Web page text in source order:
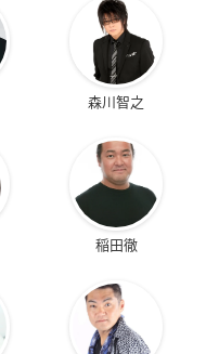
森川智之
稲田徹